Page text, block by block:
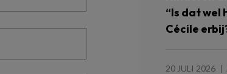
“Is dat wel
Cécile
20 JULI 2026